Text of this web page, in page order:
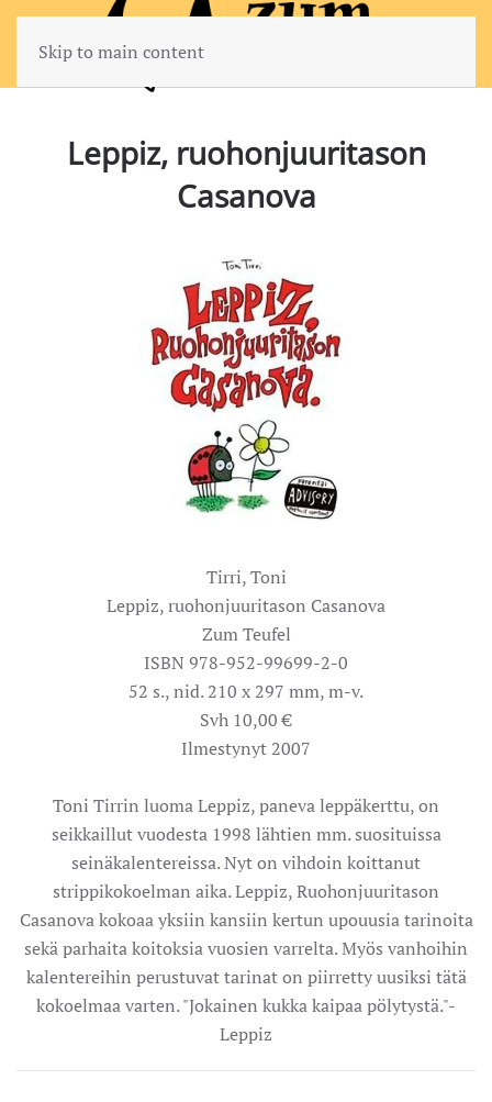
Skip to main content
Leppiz, ruohonjuuritason
Casanova
Tirri, Toni
Leppiz, ruohonjuuritason Casanova
Zum Teufel
ISBN 978-952-99699-2-0
52 s., nid. 210 x 297 mm, m-v.
Svh 10,00 €
Ilmestynyt 2007
Toni Tirrin luoma Leppiz, paneva leppäkerttu, on
seikkaillut vuodesta 1998 lähtien mm. suosituissa
seinäkalentereissa. Nyt on vihdoin koittanut
strippikokoelman aika. Leppiz, Ruohonjuuritason
Casanova kokoaa yksiin kansiin kertun upouusia tarinoita
sekä parhaita koitoksia vuosien varrelta. Myös vanhoihin
kalentereihin perustuvat tarinat on piirretty uusiksi tätä
kokoelmaa varten. "Jokainen kukka kaipaa pölytystä."-
Leppiz